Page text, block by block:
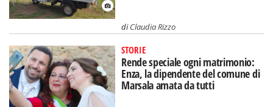
diClaudia Rizzo
STORIE
Rende speciale ogni matrimonio:
Enza, la dipendente del comune di
Marsala amata da tutti